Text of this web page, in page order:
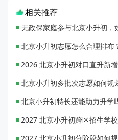
相关推荐
无政保家庭参与北京小升初，